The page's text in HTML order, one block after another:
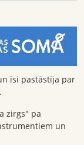
īsi pastāstīja par
zirgs" pa
un